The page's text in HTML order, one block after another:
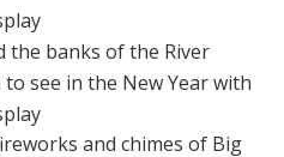
the banks of the River
see in the New Year with